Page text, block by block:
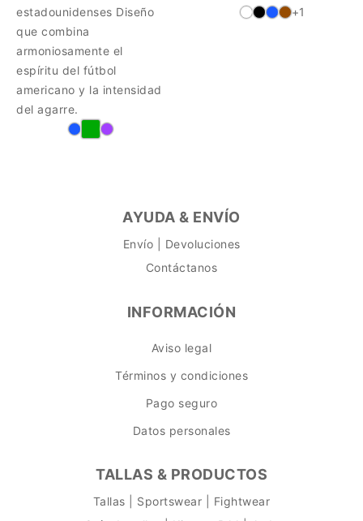
estadounidenses Diseño
que combina
armoniosamente el
espíritu del fútbol
americano y la intensidad
del agarre.
+1
AYUDA & ENVÍO
Envío | Devoluciones
Contáctanos
INFORMACIÓN
Aviso legal
Términos y condiciones
Pago seguro
Datos personales
TALLAS & PRODUCTOS
Tallas | Sportswear | Fightwear